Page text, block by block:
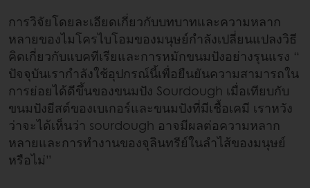
การวิจัยโดยละเอียดเกี่ยวกับบทบาทและความหลาก
หลายของไมโครไบโอมของมนุษย์กำลังเปลี่ยนแปลงวิธี
คิดเกี่ยวกับแบคทีเรียและการหมักขนมปังอย่างรุนแรง “
ปัจจุบันเรากำลังใช้อุปกรณ์นี้เพื่อยืนยันความสามารถใน
การย่อยได้ดีขึ้นของขนมปัง Sourdough เมื่อเทียบกับ
ขนมปังยีสต์ของเบเกอร์และขนมปังที่มีเชื้อเคมี เราหวัง
ว่าจะได้เห็นว่า sourdough อาจมีผลต่อความหลาก
หลายและการทำงานของจุลินทรีย์ในลำไส้ของมนุษย์
หรือไม่”